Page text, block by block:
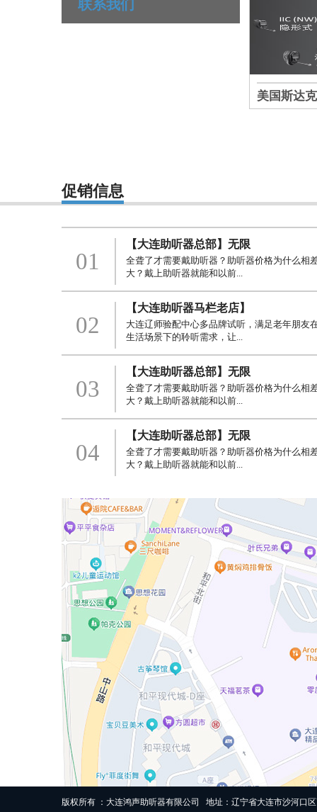
联系我们
美国斯达
促销信息
01
【大连助听器总部】无限
全聋了才需要戴助听器？助听器价格为什么相
大？戴上助听器就能和以前...
02
【大连助听器马栏老店】
大连辽师验配中心多品牌试听，满足老年朋友
生活场景下的聆听需求，让...
03
【大连助听器总部】无限
全聋了才需要戴助听器？助听器价格为什么相
大？戴上助听器就能和以前...
04
【大连助听器总部】无限
全聋了才需要戴助听器？助听器价格为什么相
大？戴上助听器就能和以前...
版权所有 ：大连鸿声助听器有限公司 地址：辽宁省大连市沙河口